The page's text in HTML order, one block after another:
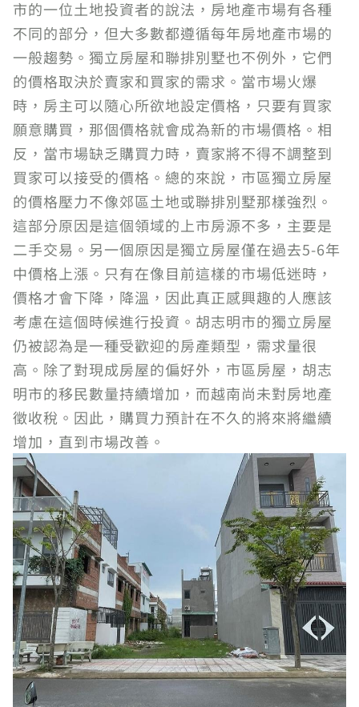
市的一位土地投資者的說法，房地產市場有各種
不同的部分，但大多數都遵循每年房地產市場的
一般趨勢。獨立房屋和聯排別墅也不例外，它們
的價格取決於賣家和買家的需求。當市場火爆
時，房主可以隨心所欲地設定價格，只要有買家
願意購買，那個價格就會成為新的市場價格。相
反，當市場缺乏購買力時，賣家將不得不調整到
買家可以接受的價格。總的來說，市區獨立房屋
的價格壓力不像郊區土地或聯排別墅那樣強烈。
這部分原因是這個領域的上市房源不多，主要是
二手交易。另一個原因是獨立房屋僅在過去5-6年
中價格上漲。只有在像目前這樣的市場低迷時，
價格才會下降，降溫，因此真正感興趣的人應該
考慮在這個時候進行投資。胡志明市的獨立房屋
仍被認為是一種受歡迎的房產類型，需求量很
高。除了對現成房屋的偏好外，市區房屋，胡志
明市的移民數量持續增加，而越南尚未對房地產
徵收稅。因此，購買力預計在不久的將來將繼續
增加，直到市場改善。